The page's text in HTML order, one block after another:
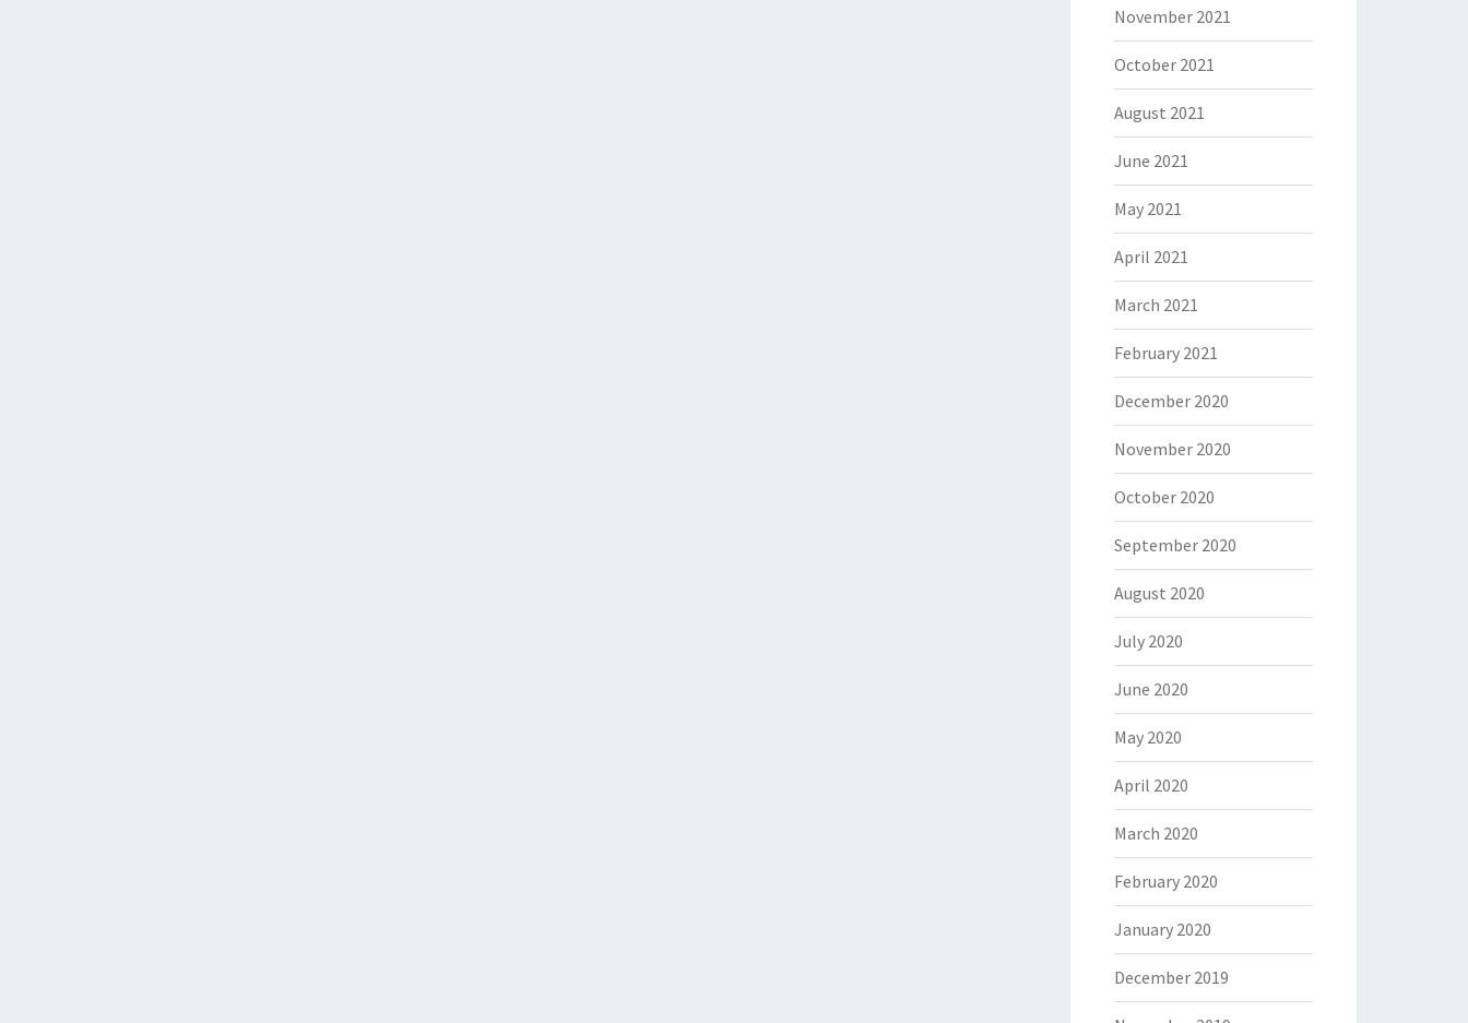
November 2021
October 2021
August 2021
June 2021
May 2021
April 2021
March 2021
February 2021
December 2020
November 2020
October 2020
September 2020
August 2020
July 2020
June 2020
May 2020
April 2020
March 2020
February 2020
January 2020
December 2019